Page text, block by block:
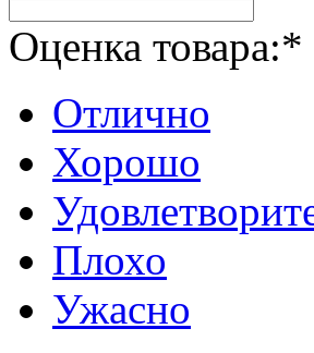
Оценка товара:*
Отлично
Хорошо
Плохо
Ужасно